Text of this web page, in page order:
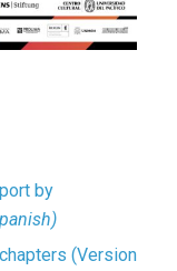
by
(Version